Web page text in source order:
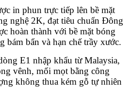
in phun trực tiếp lên bề mặt
nghệ 2K, đạt tiêu chuẩn Đông
hoàn thành với bề mặt bóng
bám bẩn và hạn chế trầy xước.
E1 nhập khẩu từ Malaysia,
vênh, mối mọt bằng công
không thua kém gỗ tự nhiên